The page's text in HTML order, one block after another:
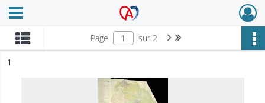
Archives Alsace - Colmar
Ouvrir le menu déroulant
Page sur 2 Page suivante : 1/2
n°
1